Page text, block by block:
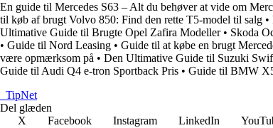
En guide til Mercedes S63 – Alt du behøver at vide om
til køb af brugt Volvo 850: Find den rette T5-model til salg •
Ultimative Guide til Brugte Opel Zafira Modeller• Skoda
• Guide til Nord Leasing • Guide til at købe en brugt
være opmærksom på • Den Ultimative Guide til Suzuki
Guide til Audi Q4 e-tron Sportback Pris • Guide til BMW
TipNet
Del glæden
X
Facebook Instagram LinkedIn